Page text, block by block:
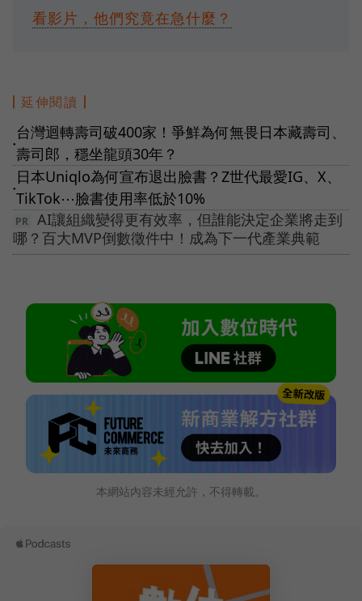
看影片，他們究竟在急什麼？
延伸閱讀
●
台灣迴轉壽司破400家！爭鮮為何無畏日本藏壽司、
壽司郎，穩坐龍頭30年？
●
日本Uniqlo為何宣布退出臉書？Z世代最愛IG、X、
TikTok⋯臉書使用率低於10%
AI讓組織變得更有效率，但誰能決定企業將走到
哪？百大MVP倒數徵件中！成為下一代產業典範
本網站內容未經允許，不得轉載。